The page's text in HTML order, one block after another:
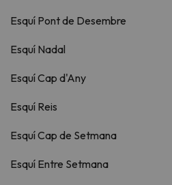
Esquí Pont de Desembre
Esquí Nadal
Esquí Cap d'Any
Esquí Reis
Esquí Cap de Setmana
Esquí Entre Setmana